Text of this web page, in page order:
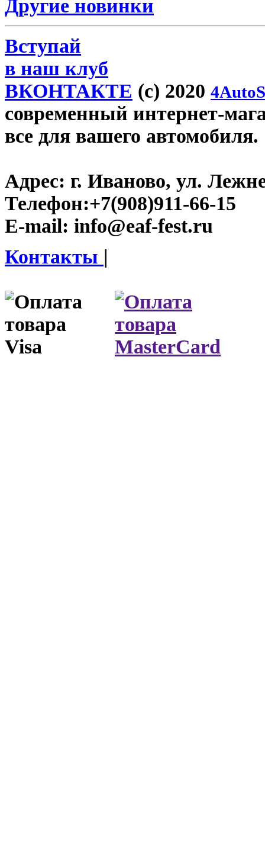
Другие новинки
Вступай
в наш клуб
ВКОНТАКТЕ (c) 2020
современный интернет-
все для вашего автомобиля.
Адрес: г. Иваново, ул.
Телефон:+7(908)911-66-15
E-mail: info@eaf-fest.ru
Контакты |